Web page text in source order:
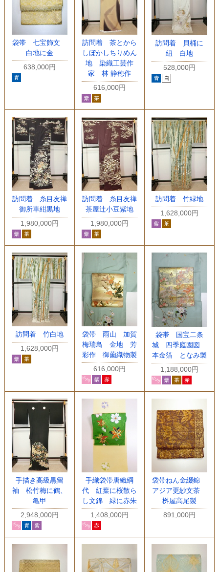
袋帯 七宝飾文
白地に金
638,000円
訪問着 茶とから
しぼかしちりめん
地 染織工芸作
家 林 静穂作
616,000円
訪問着 貝桶に
紐 白地
528,000円
訪問着 糸目友禅
御所車紺黒地
1,980,000円
訪問着 糸目友禅
茶屋辻小豆紫地
1,980,000円
訪問着 竹緑地
1,628,000円
訪問着 竹白地
1,628,000円
袋帯 雨山 加賀
梅瑞鳥 金地 芳
彩作 御薗織物製
616,000円
袋帯 国宝二条
城 四季庭園図
本金箔 となみ製
1,188,000円
手描き高級黒留
袖 松竹梅に鶴、
亀甲
2,948,000円
手織袋帯唐織綱
代 紅葉に桜散ら
し文錦 緑に赤朱
1,408,000円
袋帯ねん金綴錦
アジア更紗文茶
桝屋高尾製
891,000円